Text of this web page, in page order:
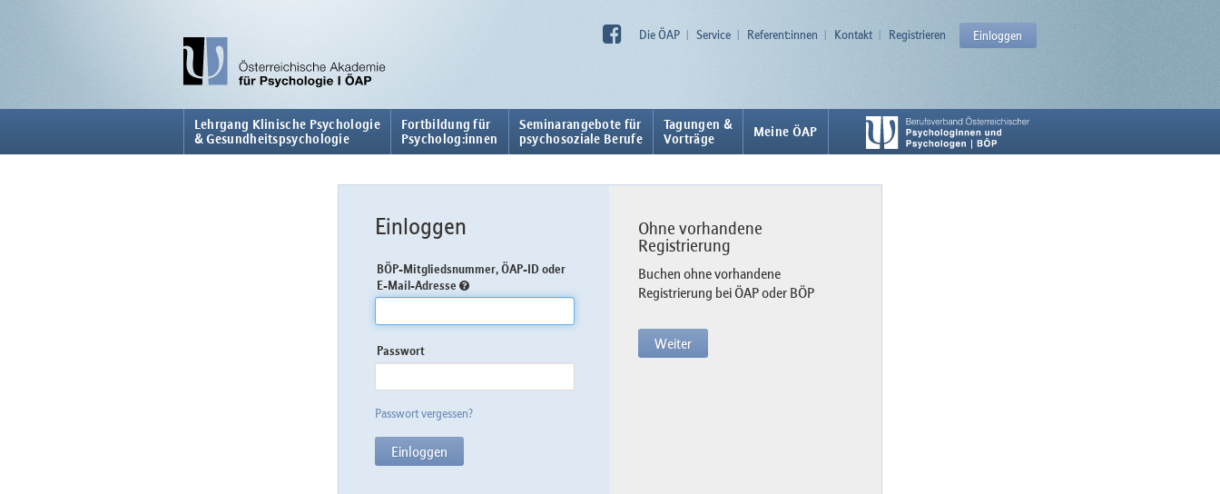
Die ÖAP Service Referent:innen Kontakt Registrieren Einloggen
Lehrgang Klinische Psychologie
& Gesundheitspsychologie
Fortbildung für
Psycholog:innen
Seminarangebote für
psychosoziale Berufe
Tagungen &
Vorträge
Meine ÖAP
Einloggen
BÖP-Mitgliedsnummer, ÖAP-ID oder
E-Mail-Adresse
Passwort
Passwort vergessen?
Ohne vorhandene
Registrierung
Buchen ohne vorhandene
Registrierung bei ÖAP oder BÖP
Weiter